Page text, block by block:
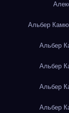
Альбер
Альбер
Альбер
Альбер
Альбер